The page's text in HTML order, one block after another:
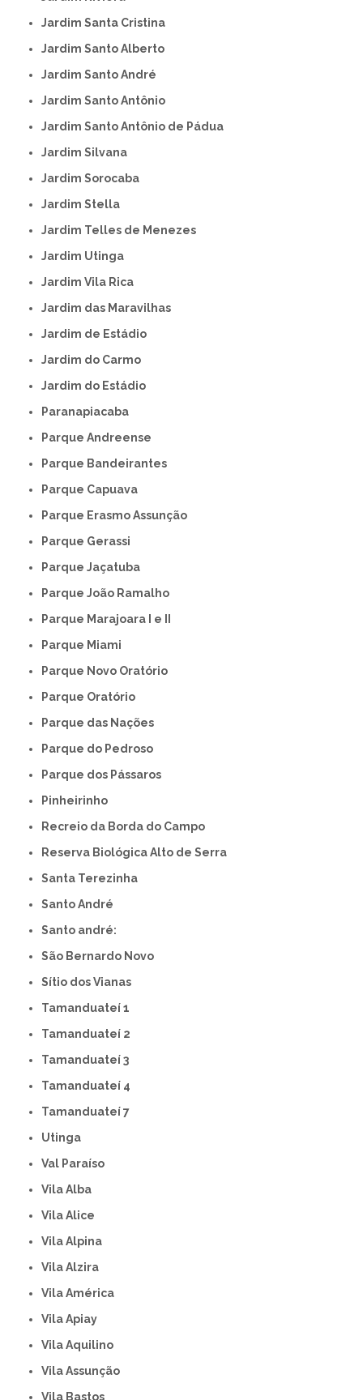
Jardim Santa Cristina
Jardim Santo Alberto
Jardim Santo André
Jardim Santo Antônio
Jardim Santo Antônio de Pádua
Jardim Silvana
Jardim Sorocaba
Jardim Stella
Jardim Telles de Menezes
Jardim Utinga
Jardim Vila Rica
Jardim das Maravilhas
Jardim de Estádio
Jardim do Carmo
Jardim do Estádio
Paranapiacaba
Parque Andreense
Parque Bandeirantes
Parque Capuava
Parque Erasmo Assunção
Parque Gerassi
Parque Jaçatuba
Parque João Ramalho
Parque Marajoara I e II
Parque Miami
Parque Novo Oratório
Parque Oratório
Parque das Nações
Parque do Pedroso
Parque dos Pássaros
Pinheirinho
Recreio da Borda do Campo
Reserva Biológica Alto de Serra
Santa Terezinha
Santo André
Santo andré:
São Bernardo Novo
Sítio dos Vianas
Tamanduateí 1
Tamanduateí 2
Tamanduateí 3
Tamanduateí 4
Tamanduateí 7
Utinga
Val Paraíso
Vila Alba
Vila Alice
Vila Alpina
Vila Alzira
Vila América
Vila Apiay
Vila Aquilino
Vila Assunção
Vila Bastos